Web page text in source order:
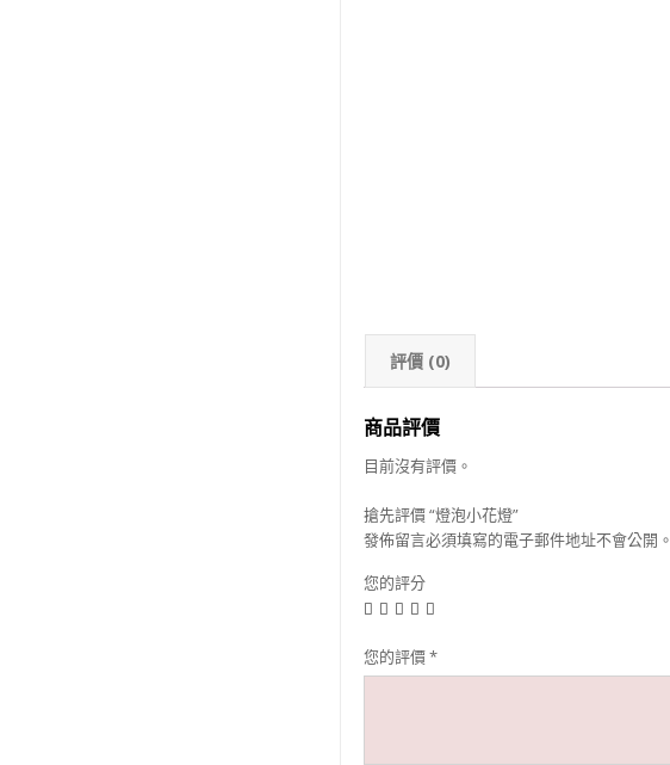
評價 (0)
商品評價
目前沒有評價。
搶先評價 “燈泡小花燈”
發佈留言必須填寫的電子郵件地址不會公開。
您的評分
您的評價*